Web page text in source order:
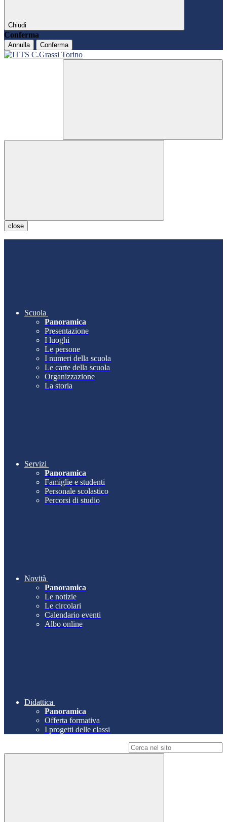
Chiudi
Conferma
Annulla Conferma
close
Scuola
Panoramica
Presentazione
I luoghi
Le persone
I numeri della scuola
Le carte della scuola
Organizzazione
La storia
Servizi
Panoramica
Famiglie e studenti
Personale scolastico
Percorsi di studio
Novità
Panoramica
Le notizie
Le circolari
Calendario eventi
Albo online
Didattica
Panoramica
Offerta formativa
I progetti delle classi